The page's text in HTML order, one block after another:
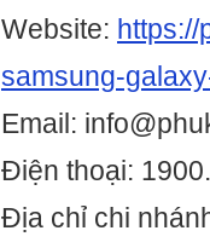
Website:
samsung-
Email:
Điện thoại:
Địa chỉ chi